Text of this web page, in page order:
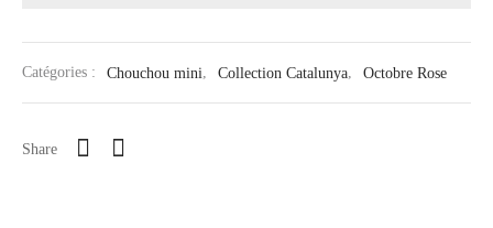
Catégories : Chouchou mini Collection Catalunya Octobre Rose
Share